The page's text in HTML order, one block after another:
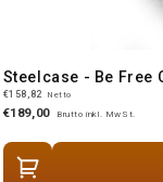
Steelcase - Be Free
€158,82 Netto
€189,00 Brutto inkl. MwSt.